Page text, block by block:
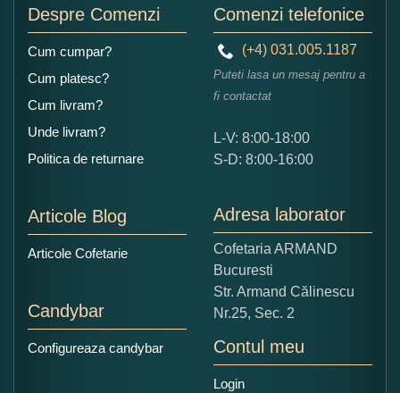
Ce nota acordati acestui produs?
5
Copiati alaturi numarul din imagine:
Despre Comenzi
Cum cumpar?
Cum platesc?
Cum livram?
Unde livram?
Politica de returnare
Articole Blog
Articole Cofetarie
Candybar
Configureaza candybar
Comenzi telefonice
(+4) 031.005.1187
Puteti lasa un mesaj pentru a
fi contactat
L-V: 8:00-18:00
S-D: 8:00-16:00
Adresa laborator
Cofetaria ARMAND
Bucuresti
Str. Armand Călinescu
Nr.25, Sec. 2
Contul meu
Login